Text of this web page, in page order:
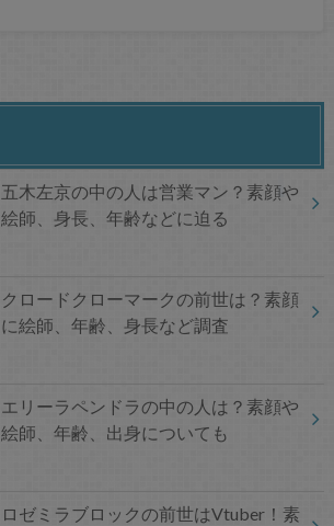
五木左京の中の人は営業マン？素顔や
絵師、身長、年齢などに迫る
クロードクローマークの前世は？素顔
に絵師、年齢、身長など調査
エリーラペンドラの中の人は？素顔や
絵師、年齢、出身についても
ロゼミラブロックの前世はVtuber！素